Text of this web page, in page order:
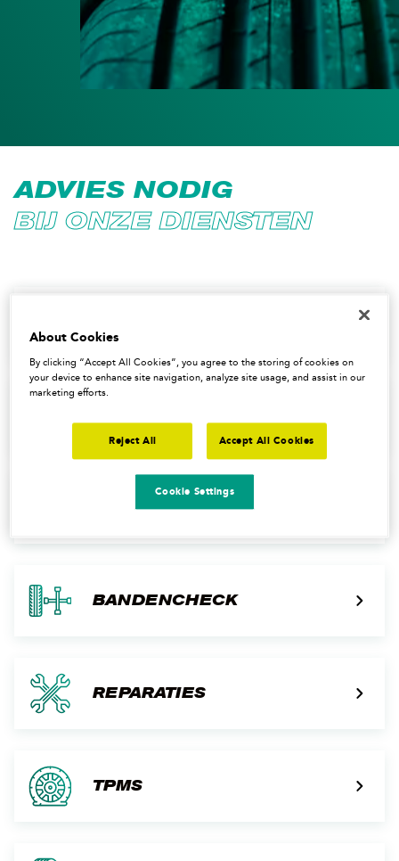
ADVIES NODIG
BIJ ONZE DIENSTEN
BANDENWISSEL
BANDENCHECK
REPARATIES
TPMS
About Cookies
By clicking “Accept All Cookies”, you agree to the storing of cookies on
your device to enhance site navigation, analyze site usage, and assist in our
marketing efforts.
Reject All Accept All Cookies
Cookie Settings